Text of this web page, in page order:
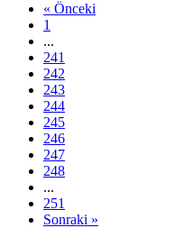
« Önceki
1
...
241
242
243
244
245
246
247
248
...
251
Sonraki »